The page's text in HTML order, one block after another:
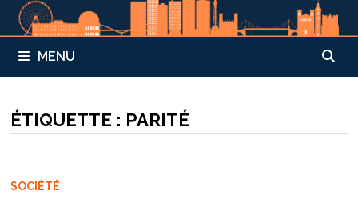
MENU
ÉTIQUETTE : PARITÉ
SOCIÉTÉ